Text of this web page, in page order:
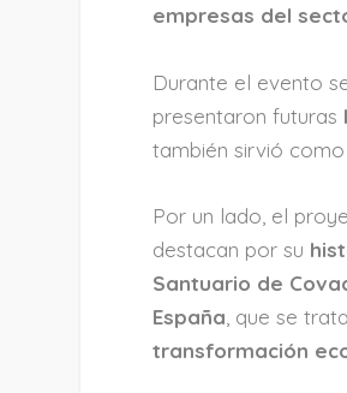
empresas del
Durante el evento
presentaron futuras
también sirvió
Por un lado, el
destacan por su
Santuario de
España , que se
transformación